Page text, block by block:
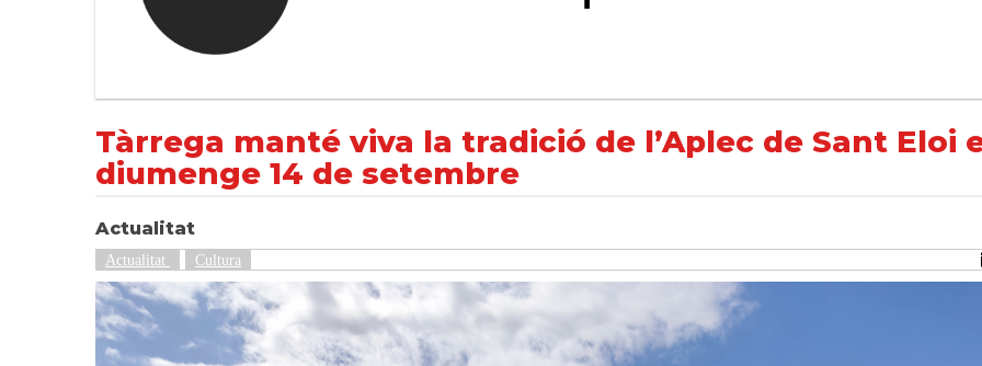
NOTÍCIES Actualitat